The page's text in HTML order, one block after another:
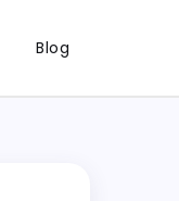
Blog